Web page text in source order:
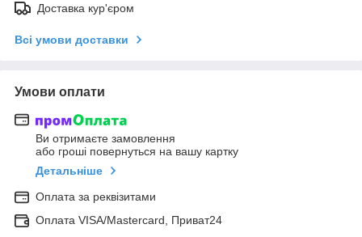
Доставка кур'єром
Всі умови доставки
Умови оплати
Ви отримаєте замовлення
або гроші повернуться на вашу картку
Детальніше
Оплата за реквізитами
Оплата VISA/Mastercard, Приват24